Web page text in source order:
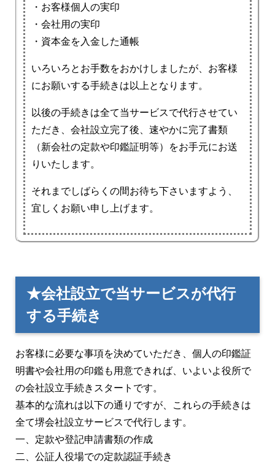
・お客様個人の実印
・会社用の実印
・資本金を入金した通帳
いろいろとお手数をおかけしましたが、お客様
にお願いする手続きは以上となります。
以後の手続きは全て当サービスで代行させてい
ただき、会社設立完了後、速やかに完了書類
（新会社の定款や印鑑証明等）をお手元にお送
りいたします。
それまでしばらくの間お待ち下さいますよう、
宜しくお願い申し上げます。
★会社設立で当サービスが代行
する手続き
お客様に必要な事項を決めていただき、個人の印鑑証
明書や会社用の印鑑も用意できれば、いよいよ役所で
の会社設立手続きスタートです。
基本的な流れは以下の通りですが、これらの手続きは
全て堺会社設立サービスで代行します。
一、定款や登記申請書類の作成
二、公証人役場での定款認証手続き